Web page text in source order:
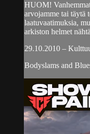
HUOM!
arvojamme tai täytä
laatuvaatimuksia,
arkiston helmet
29.10.2010 –
Bodyslams and